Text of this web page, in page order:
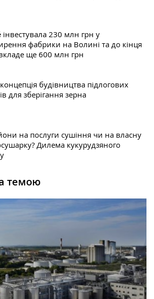
інвестувала 230 млн грн у
фабрики на Волині та до кінця
ще 600 млн грн
будівництва підлогових
для зберігання зерна
на послуги сушіння чи на власну
Дилема кукурудзяного
темою